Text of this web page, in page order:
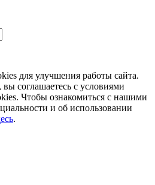
для улучшения работы сайта.
соглашаетесь с условиями
Чтобы ознакомиться с нашими
и об использовании
.